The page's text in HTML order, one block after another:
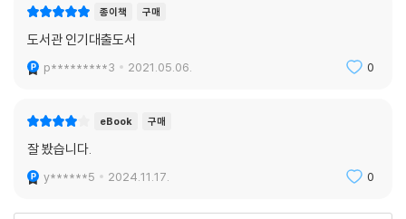
종이책 구매
도서관 인기대출도서
p*********3 2021.05.06. 0
eBook 구매
잘 봤습니다.
y******5 2024.11.17. 0